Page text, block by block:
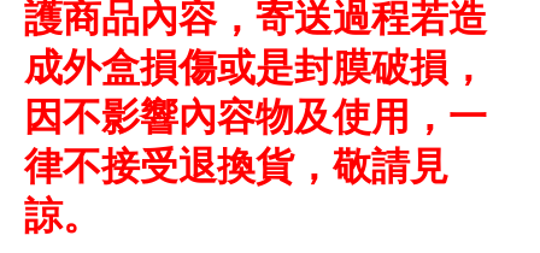
護商品內容，寄送過程若造
成外盒損傷或是封膜破損，
因不影響內容物及使用，一
律不接受退換貨，敬請見
諒。